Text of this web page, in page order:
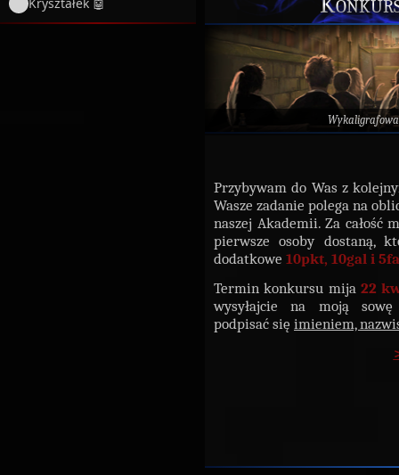
Przybywam do Was z
Wasze zadanie polega na
naszej Akademii. Za całość
pierwsze osoby dostaną,
dodatkowe 10pkt, 10gal i
Termin konkursu mija 22
wysyłajcie na moją
podpisać się imieniem,